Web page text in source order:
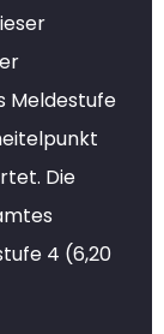
Meldestufe
Die
4 (6,20